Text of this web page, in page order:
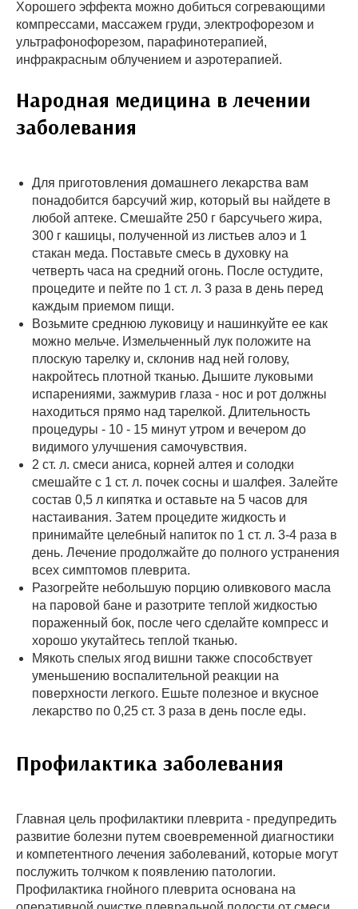
Хорошего эффекта можно добиться согревающими
компрессами, массажем груди, электрофорезом и
ультрафонофорезом, парафинотерапией,
инфракрасным облучением и аэротерапией.
Народная медицина в лечении
заболевания
Для приготовления домашнего лекарства вам
понадобится барсучий жир, который вы найдете в
любой аптеке. Смешайте 250 г барсучьего жира,
300 г кашицы, полученной из листьев алоэ и 1
стакан меда. Поставьте смесь в духовку на
четверть часа на средний огонь. После остудите,
процедите и пейте по 1 ст. л. 3 раза в день перед
каждым приемом пищи.
Возьмите среднюю луковицу и нашинкуйте ее как
можно мельче. Измельченный лук положите на
плоскую тарелку и, склонив над ней голову,
накройтесь плотной тканью. Дышите луковыми
испарениями, зажмурив глаза - нос и рот должны
находиться прямо над тарелкой. Длительность
процедуры - 10 - 15 минут утром и вечером до
видимого улучшения самочувствия.
2 ст. л. смеси аниса, корней алтея и солодки
смешайте с 1 ст. л. почек сосны и шалфея. Залейте
состав 0,5 л кипятка и оставьте на 5 часов для
настаивания. Затем процедите жидкость и
принимайте целебный напиток по 1 ст. л. 3-4 раза в
день. Лечение продолжайте до полного устранения
всех симптомов плеврита.
Разогрейте небольшую порцию оливкового масла
на паровой бане и разотрите теплой жидкостью
пораженный бок, после чего сделайте компресс и
хорошо укутайтесь теплой тканью.
Мякоть спелых ягод вишни также способствует
уменьшению воспалительной реакции на
поверхности легкого. Ешьте полезное и вкусное
лекарство по 0,25 ст. 3 раза в день после еды.
Профилактика заболевания
Главная цель профилактики плеврита - предупредить
развитие болезни путем своевременной диагностики
и компетентного лечения заболеваний, которые могут
послужить толчком к появлению патологии.
Профилактика гнойного плеврита основана на